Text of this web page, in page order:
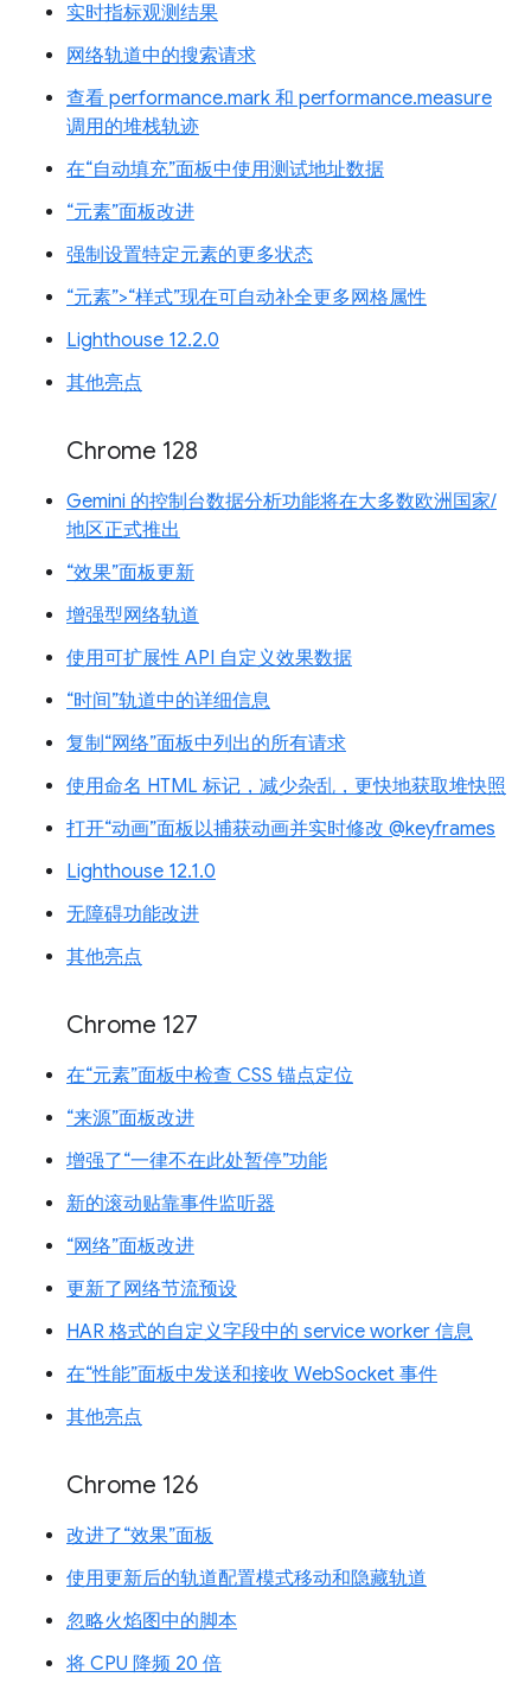
实时指标观测结果
网络轨道中的搜索请求
查看 performance.mark 和 performance.measure
调用的堆栈轨迹
在“自动填充”面板中使用测试地址数据
“元素”面板改进
强制设置特定元素的更多状态
“元素”>“样式”现在可自动补全更多网格属性
Lighthouse 12.2.0
其他亮点
Chrome 128
Gemini 的控制台数据分析功能将在大多数欧洲国家/
地区正式推出
“效果”面板更新
增强型网络轨道
使用可扩展性 API 自定义效果数据
“时间”轨道中的详细信息
复制“网络”面板中列出的所有请求
使用命名 HTML 标记，减少杂乱，更快地获取堆快照
打开“动画”面板以捕获动画并实时修改 @keyframes
Lighthouse 12.1.0
无障碍功能改进
其他亮点
Chrome 127
在“元素”面板中检查 CSS 锚点定位
“来源”面板改进
增强了“一律不在此处暂停”功能
新的滚动贴靠事件监听器
“网络”面板改进
更新了网络节流预设
HAR 格式的自定义字段中的 service worker 信息
在“性能”面板中发送和接收 WebSocket 事件
其他亮点
Chrome 126
改进了“效果”面板
使用更新后的轨道配置模式移动和隐藏轨道
忽略火焰图中的脚本
将 CPU 降频 20 倍